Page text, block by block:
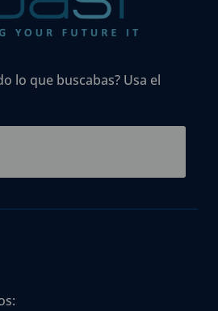
lo que buscabas? Usa el